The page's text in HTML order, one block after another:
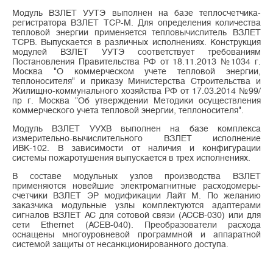
Модуль ВЗЛЕТ УУТЭ выполнен на базе теплосчетчика-
регистратора ВЗЛЕТ ТСР-М. Для определения количества
тепловой энергии применяется тепловычислитель ВЗЛЕТ
ТСРВ. Выпускается в различных исполнениях. Конструкция
модулей ВЗЛЕТ УУТЭ соответствует требованиям
Постановления Правительства РФ от 18.11.2013 №1034 г.
Москва "О коммерческом учете тепловой энергии,
теплоносителя" и приказу Министерства Строительства и
Жилищно-коммунального хозяйства РФ от 17.03.2014 №99/
пр г. Москва "Об утверждении Методики осуществления
коммерческого учета тепловой энергии, теплоносителя".
Модуль ВЗЛЕТ УУХВ выполнен на базе комплекса
измерительно-вычислительного ВЗЛЕТ исполнение
ИВК-102. В зависимости от наличия и конфигурации
системы пожаротушения выпускается в трех исполнениях.
В составе модульных узлов производства ВЗЛЕТ
применяются новейшие электромагнитные расходомеры-
счетчики ВЗЛЕТ ЭР модификации Лайт М. По желанию
заказчика модульные узлы комплектуются адаптерами
сигналов ВЗЛЕТ АС для сотовой связи (АССВ-030) или для
сети Ethernet (АСЕВ-040). Преобразователи расхода
оснащены многоуровневой программной и аппаратной
системой защиты от несанкционированного доступа.